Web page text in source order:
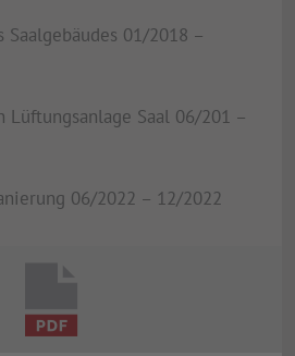
Saalgebäudes 01/2018 –
Lüftungsanlage Saal 06/201 –
06/2022 – 12/2022